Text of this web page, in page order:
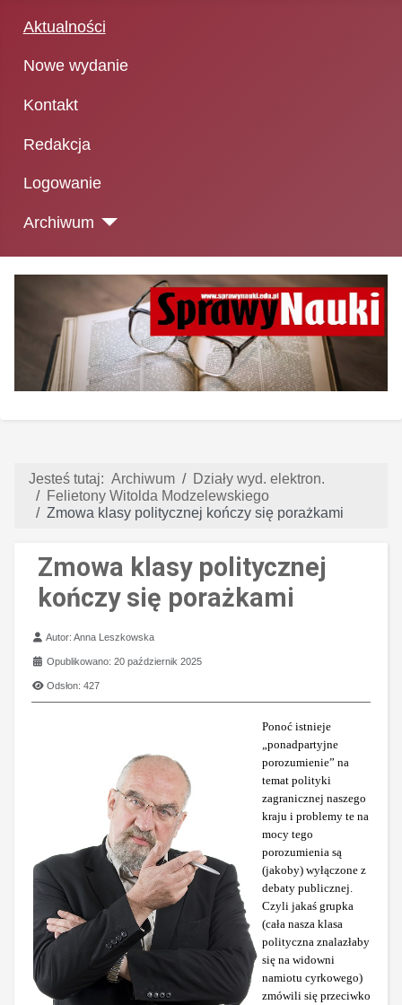
Aktualności
Nowe wydanie
Kontakt
Redakcja
Logowanie
Archiwum
Jesteś tutaj: Archiwum
Działy wyd. elektron.
Felietony Witolda Modzelewskiego
Zmowa klasy politycznej kończy się porażkami
Zmowa klasy politycznej
kończy się porażkami
Szczegóły
Autor:Anna Leszkowska
Opublikowano: 20 październik 2025
Odsłon: 427
Ponoć istnieje
„ponadpartyjne
porozumienie” na
temat polityki
zagranicznej naszego
kraju i problemy te na
mocy tego
porozumienia są
(jakoby) wyłączone z
debaty publicznej.
Czyli jakaś grupka
(cała nasza klasa
polityczna znalazłaby
się na widowni
namiotu cyrkowego)
zmówili się przeciwko